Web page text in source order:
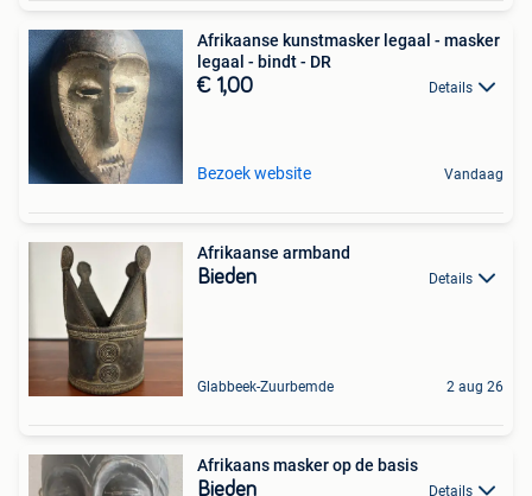
Afrikaanse kunstmasker legaal - masker
legaal - bindt - DR
€ 1,00 Details
Bezoek website Vandaag
Afrikaanse armband
Bieden Details
Glabbeek-Zuurbemde 2 aug 26
Afrikaans masker op de basis
Bieden Details